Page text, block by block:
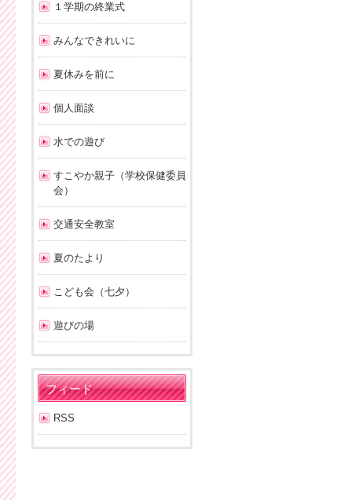
１学期の終業式
みんなできれいに
夏休みを前に
個人面談
水での遊び
すこやか親子（学校保健委員
会）
交通安全教室
夏のたより
こども会（七夕）
遊びの場
フィード
RSS